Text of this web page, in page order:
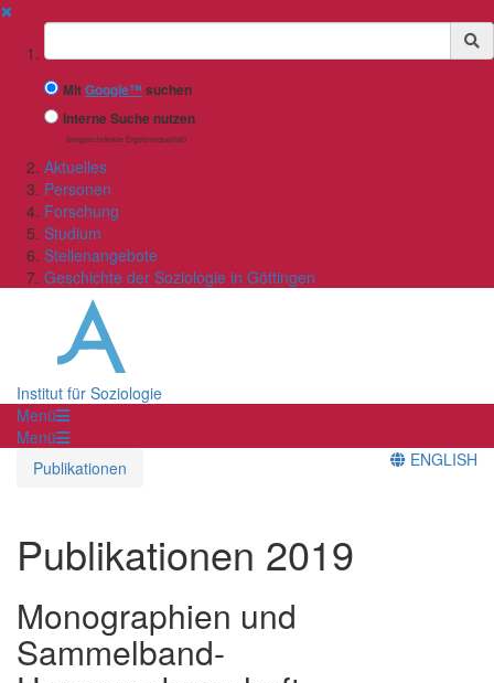
✖
Suchbegriff
MitGoogle™ suchen
Interne Suche nutzen
(eingeschränkte Ergebnisqualität)
Aktuelles
Personen
Forschung
Studium
Stellenangebote
Geschichte der Soziologie in Göttingen
Institut für Soziologie
Menü
Menü
Publikationen
ENGLISH
Publikationen 2019
Monographien und
Sammelband-